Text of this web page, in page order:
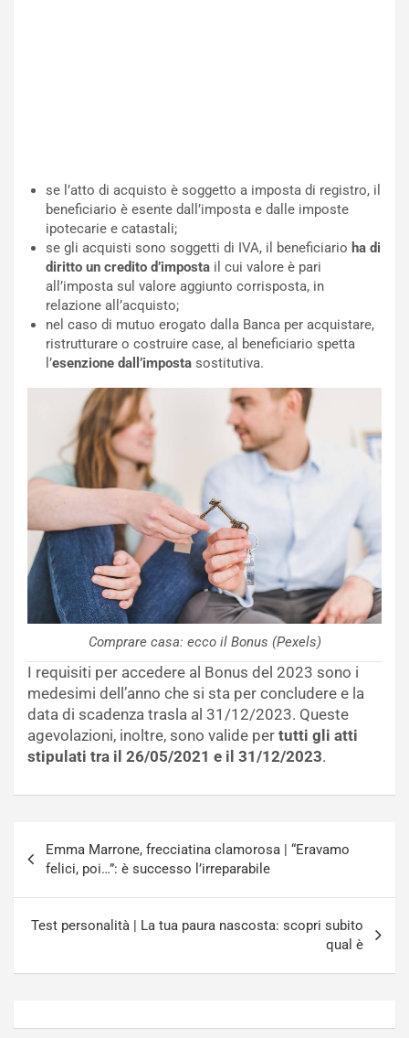
se l’atto di acquisto è soggetto a imposta di registro, il
beneficiario è esente dall’imposta e dalle imposte
ipotecarie e catastali;
se gli acquisti sono soggetti di IVA, il beneficiario ha di
diritto un credito d’imposta il cui valore è pari
all’imposta sul valore aggiunto corrisposta, in
relazione all’acquisto;
nel caso di mutuo erogato dalla Banca per acquistare,
ristrutturare o costruire case, al beneficiario spetta
l’esenzione dall’imposta sostitutiva.
Comprare casa: ecco il Bonus (Pexels)
I requisiti per accedere al Bonus del 2023 sono i
medesimi dell’anno che si sta per concludere e la
data di scadenza trasla al 31/12/2023. Queste
agevolazioni, inoltre, sono valide per tutti gli atti
stipulati tra il 26/05/2021 e il 31/12/2023.
articoli
Emma Marrone, frecciatina clamorosa | “Eravamo
felici, poi…”: è successo l’irreparabile
Test personalità | La tua paura nascosta: scopri subito
qual è